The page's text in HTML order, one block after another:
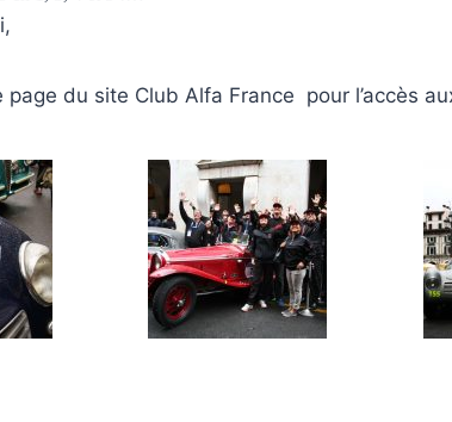
page du site Club Alfa France pour l’accès